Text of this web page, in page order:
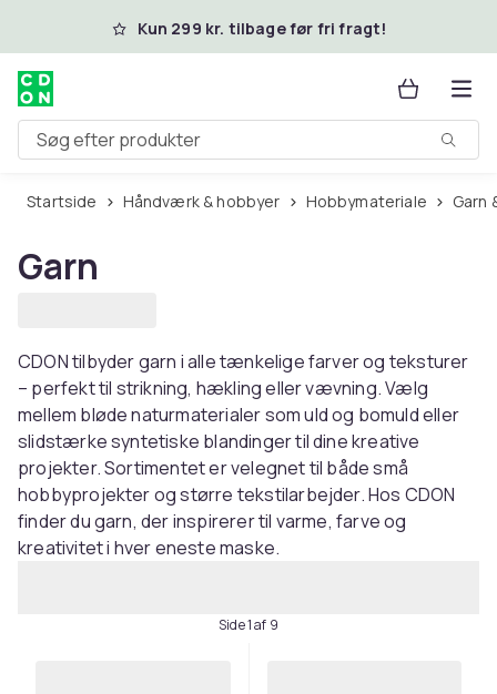
Spring til hovedindhold
Kun 299 kr. tilbage før fri fragt!
Søg efter produkter
Startside Håndværk & hobbyer Hobbymateriale
Garn
CDON tilbyder garn i alle tænkelige farver og teksturer
– perfekt til strikning, hækling eller vævning. Vælg
mellem bløde naturmaterialer som uld og bomuld eller
slidstærke syntetiske blandinger til dine kreative
projekter. Sortimentet er velegnet til både små
hobbyprojekter og større tekstilarbejder. Hos CDON
finder du garn, der inspirerer til varme, farve og
kreativitet i hver eneste maske.
Side 1 af 9